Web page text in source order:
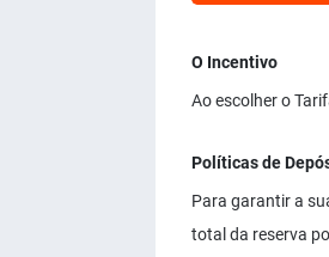
O Incentivo
Ao escolher o
Políticas de
Para garantir a
total da reserva